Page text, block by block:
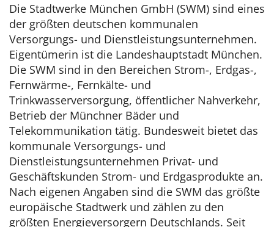
Die Stadtwerke München GmbH (SWM) sind eines
der größten deutschen kommunalen
Versorgungs- und Dienstleistungsunternehmen.
Eigentümerin ist die Landeshauptstadt München.
Die SWM sind in den Bereichen Strom-, Erdgas-,
Fernwärme-, Fernkälte- und
Trinkwasserversorgung, öffentlicher Nahverkehr,
Betrieb der Münchner Bäder und
Telekommunikation tätig. Bundesweit bietet das
kommunale Versorgungs- und
Dienstleistungsunternehmen Privat- und
Geschäftskunden Strom- und Erdgasprodukte an.
Nach eigenen Angaben sind die SWM das größte
europäische Stadtwerk und zählen zu den
größten Energieversorgern Deutschlands. Seit